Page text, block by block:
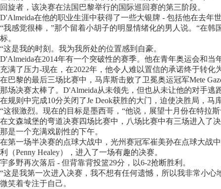
回旋者，该决赛在法国巴黎举行的国际巡回赛的第三阶段。
D'Almeida在他的职业生涯中获得了一些大银牌 - 包括他在去年
“我感觉很棒，”那个留着小胡子的明显情绪化的男人说。“在
标。
“这是我的时刻。我为我所处的位置感到自豪。
D'Almeida在2014年有一个突破性的赛季。他在青年奥运会和
充满了压力-现在，在2022年，他令人难以置信的承诺终于转化
在巴黎的最后三场比赛中，马库斯击败了卫冕奥运冠军Mete
那场决赛太棒了。D'Almeida从未领先，但也从未让他的对手逃
在规则中完成10分关闭了Je Deok获胜的大门，迫使决胜局，
“这很激烈。现在的目标是墨西哥，“他说，展望十月份在特拉
在文森城堡的弯道决赛四场比赛中，八场比赛中有三场进入了
那是一个充满戏剧性的下午。
在第一场半决赛的点球大战中，光州赛冠军崔美孙在点球大战
利（Penny Healey），进入了一场有趣的决赛。
宇多野再次落后 - 但背靠背投篮29分，以6-2抢断胜利。
“这是我第一次进入决赛，我不想有任何遗憾，所以我非常小
微笑着专注于自己。